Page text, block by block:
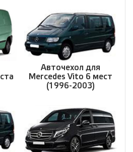
Авточехол для
Mercedes Vito 6 мест
(1996-2003)